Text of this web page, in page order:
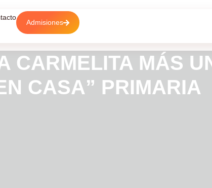
Admisiones
CARMELITA MÁS
CASA” PRIMARIA